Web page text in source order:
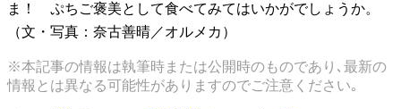
ま！ ぷちご褒美として食べてみてはいかがでしょうか。
（文・写真：奈古善晴／オルメカ）
※本記事の情報は執筆時または公開時のものであり､最新の
情報とは異なる可能性がありますのでご注意ください｡